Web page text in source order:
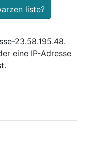
liste?
23.58.195.48.
eine IP-Adresse